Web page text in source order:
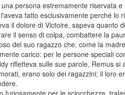
persona estremamente riservata
fatto esclusivamente perché lo
il dolore di Victoire, sapeva quanto
il senso di colpa, combattere la
del suo ragazzo che, come la
carico: per le persone speciali
rifletteva sulle sue parole, Remus
erano solo dei ragazzini; il loro
furiosamente per le sciocchezze,